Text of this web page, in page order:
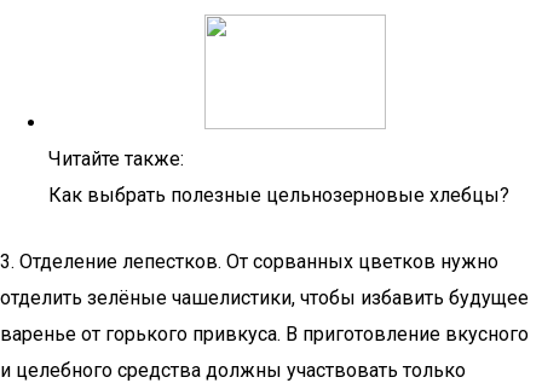
Читайте также:
Как выбрать полезные цельнозерновые хлебцы?
3. Отделение лепестков. От сорванных цветков нужно
отделить зелёные чашелистики, чтобы избавить будущее
варенье от горького привкуса. В приготовление вкусного
и целебного средства должны участвовать только